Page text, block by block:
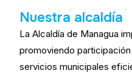
Nuestra alcaldía
La Alcaldía de Managua
promoviendo
servicios municipales